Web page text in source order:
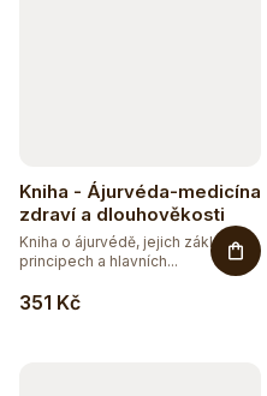
r
o
d
u
Kniha - Ájurvéda-medicína
zdraví a dlouhověkosti
351 Kč
Kniha o ájurvédě, jejich základních
principech a hlavních...